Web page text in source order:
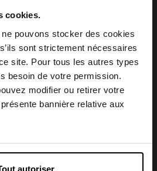
cookies.
pouvons stocker des cookies
sont strictement nécessaires
site. Pour tous les autres types
besoin de votre permission.
modifier ou retirer votre
bannière relative aux
autoriser
pour le moment
partir de 50€
votre magasin
offert
votre pays
Belgique